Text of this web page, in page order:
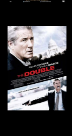
VAI ALLA SCHEDA